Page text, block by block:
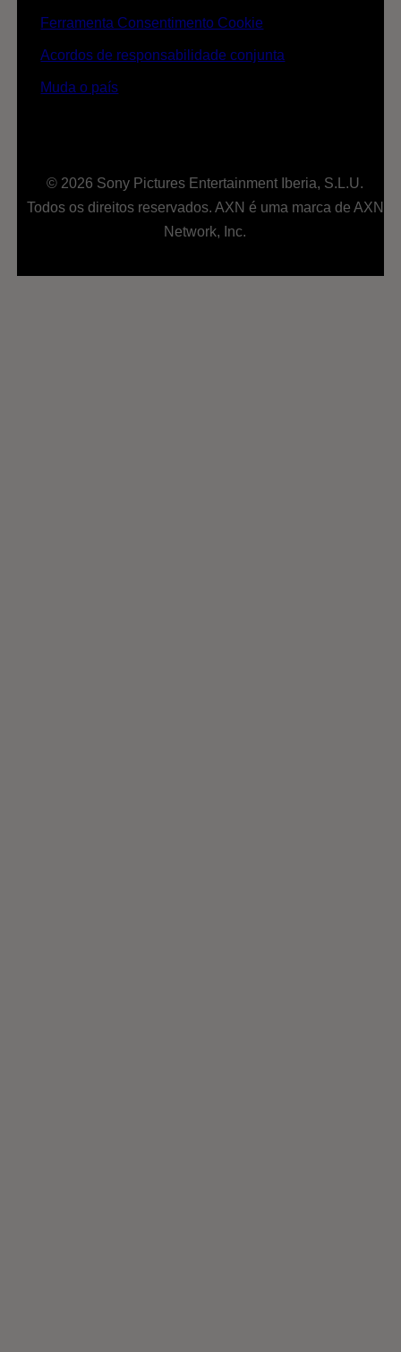
Ferramenta Consentimento Cookie
Acordos de responsabilidade conjunta
Muda o país
© 2026 Sony Pictures Entertainment Iberia, S.L.U.
Todos os direitos reservados. AXN é uma marca de AXN
Network, Inc.